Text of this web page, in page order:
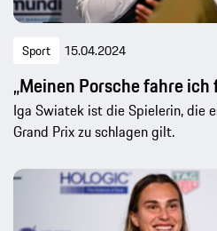
Sport 15.04.2024
„Meinen Porsche fahre
Iga Swiatek ist die Spielerin, die
Grand Prix zu schlagen gilt.